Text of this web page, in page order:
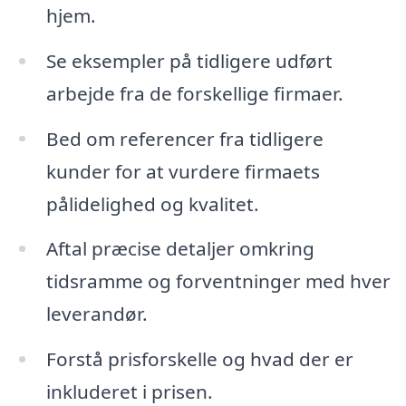
hjem.
Se eksempler på tidligere udført
arbejde fra de forskellige firmaer.
Bed om referencer fra tidligere
kunder for at vurdere firmaets
pålidelighed og kvalitet.
Aftal præcise detaljer omkring
tidsramme og forventninger med hver
leverandør.
Forstå prisforskelle og hvad der er
inkluderet i prisen.